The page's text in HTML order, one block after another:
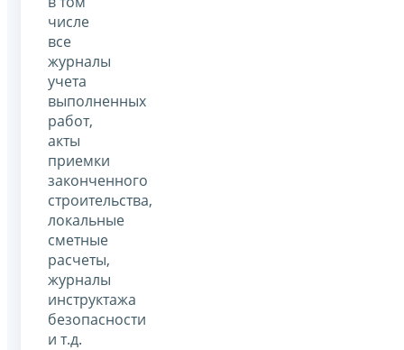
числе
все
журналы
учета
выполненных
работ,
акты
приемки
законченного
строительства,
локальные
сметные
расчеты,
журналы
инструктажа
безопасности
и т.д.